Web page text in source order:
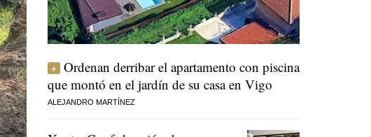
Ordenan derribar el apartamento con piscina
que montó en el jardín de su casa en Vigo
ALEJANDRO MARTÍNEZ